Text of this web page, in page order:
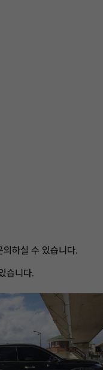
하실 수 있습니다.
습니다.